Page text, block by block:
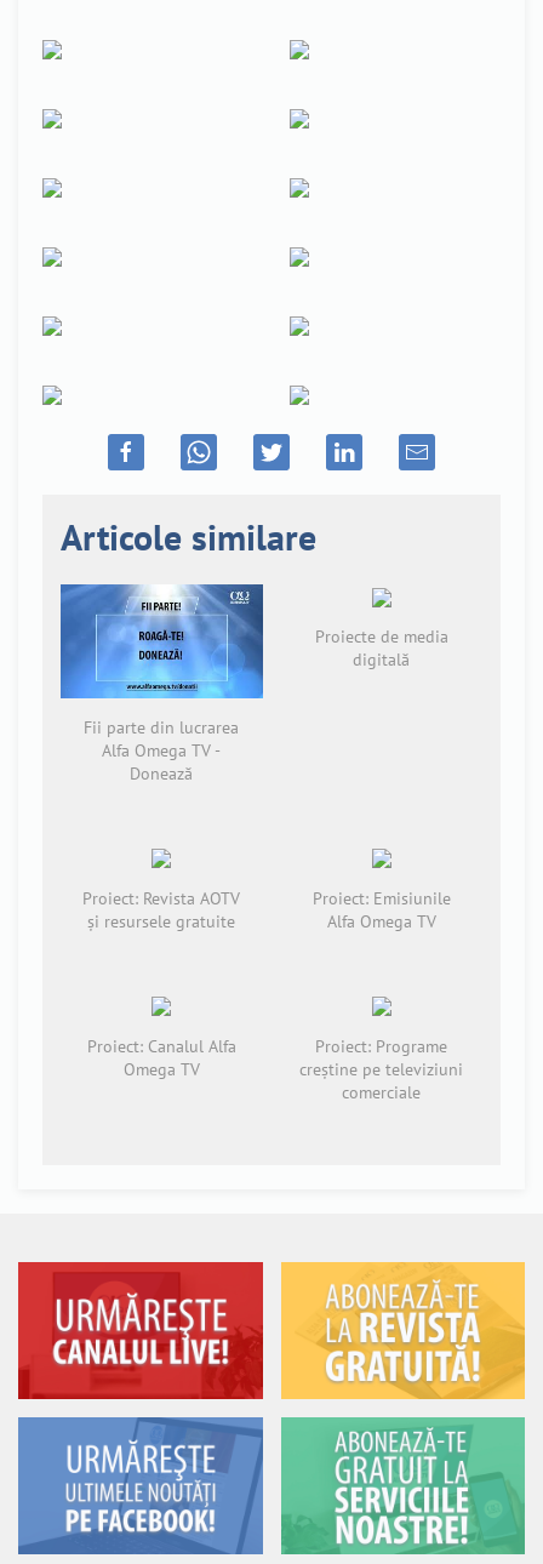
Articole similare
Fii parte din lucrarea
Alfa Omega TV -
Donează
Proiecte de media
digitală
Proiect: Revista AOTV
și resursele gratuite
Proiect: Emisiunile
Alfa Omega TV
Proiect: Canalul Alfa
Omega TV
Proiect: Programe
creștine pe televiziuni
comerciale